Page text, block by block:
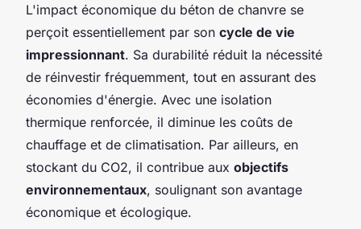
L'impact économique du béton de chanvre se
perçoit essentiellement par son cycle de vie
impressionnant. Sa durabilité réduit la nécessité
de réinvestir fréquemment, tout en assurant des
économies d'énergie. Avec une isolation
thermique renforcée, il diminue les coûts de
chauffage et de climatisation. Par ailleurs, en
stockant du CO2, il contribue aux objectifs
environnementaux, soulignant son avantage
économique et écologique.